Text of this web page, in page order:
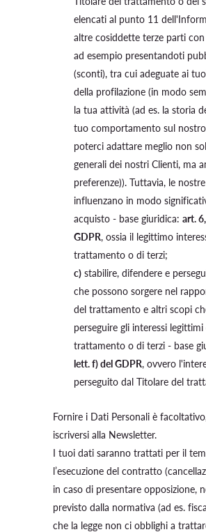
elencati al punto 11
altre cosiddette terze parti
ad esempio presentandoti
(sconti), tra cui adeguate ai
della profilazione (in modo
la tua attività (ad es. la storia
tuo comportamento sul
poterci adattare meglio non
generali dei nostri Clienti, ma
preferenze)). Tuttavia, le
influenzano in modo
acquisto - base giuridica: art.
GDPR, ossia il legittimo
trattamento o di terzi;
c) stabilire, difendere e
che possono sorgere nel
del trattamento e altri scopi
perseguire gli interessi
trattamento o di terzi - base
lett. f) del GDPR, ovvero
perseguito dal Titolare del
Fornire i Dati Personali è
iscriversi alla Newsletter.
I tuoi dati saranno trattati per il
l’esecuzione del contratto
in caso di presentare opposizione,
previsto dalla normativa (ad es.
che la legge non ci obblighi a